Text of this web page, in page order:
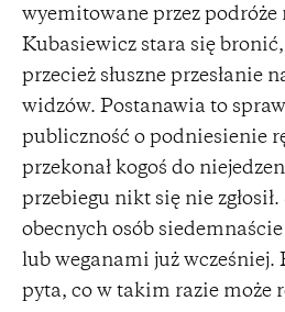
wyemitowane przez podróże
Kubasiewicz stara się
przecież słuszne przesłanie
widzów. Postanawia to
publiczność o podniesienie
przekonał kogoś do
przebiegu nikt się nie
obecnych osób
lub weganami już wcześniej.
pyta, co w takim razie może